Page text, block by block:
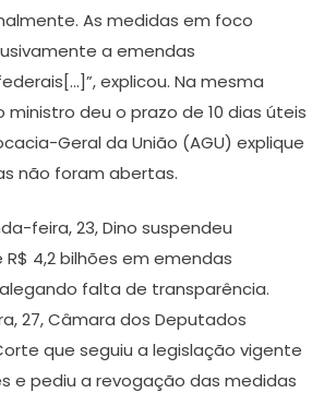
As medidas em foco
a emendas
explicou. Na mesma
deu o prazo de 10 dias úteis
Geral da União (AGU) explique
não foram abertas.
feira, 23, Dino suspendeu
4,2 bilhões em emendas
falta de transparência.
27, Câmara dos Deputados
que seguiu a legislação vigente
e pediu a revogação das medidas